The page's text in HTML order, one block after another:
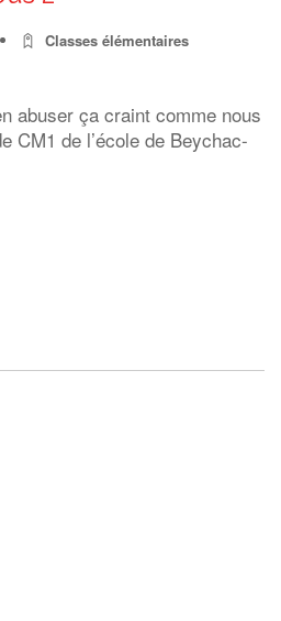
Classes élémentaires
abuser ça craint comme nous
CM1 de l’école de Beychac-